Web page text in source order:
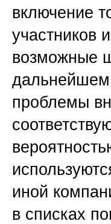
включение
участников
возможные
проблемы
иной
в списках